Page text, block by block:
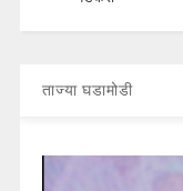
ताज्या घडामोडी